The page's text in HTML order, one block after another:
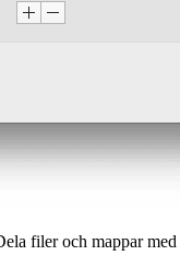
filer och mappar med